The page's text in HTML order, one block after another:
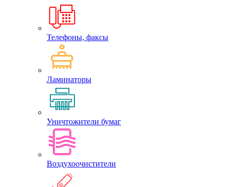
Телефоны, факсы
Ламинаторы
Уничтожители бумаг
Воздухоочистители